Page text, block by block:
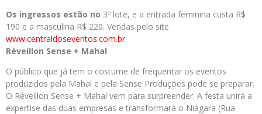
Os ingressos estão no 3º lote, e a entrada feminina custa R$
190 e a masculina R$ 220. Vendas pelo site
www.centraldoseventos.com.br.
Réveillon Sense + Mahal
O público que já tem o costume de frequentar os eventos
produzidos pela Mahal e pela Sense Produções pode se preparar.
O Réveillon Sense + Mahal vem para surpreender. A festa unirá a
expertise das duas empresas e transformará o Niágara (Rua